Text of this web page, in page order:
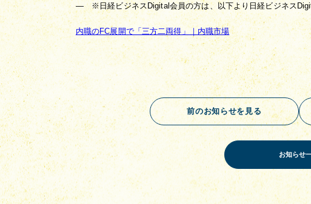
—　※日経ビジネスDigital会員の方は、以下より日経ビジネス
内職のFC展開で「三方二両得」｜内職市場
前のお知らせを見る
お知らせ